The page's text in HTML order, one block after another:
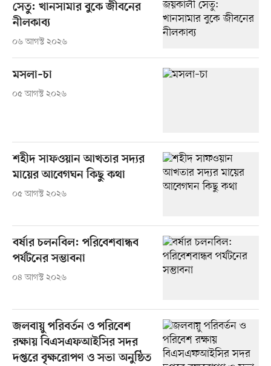
সেতু: খানসামার বুকে জীবনের
নীলকাব্য
০৬ আগস্ট ২০২৬
মসলা–চা
০৫ আগস্ট ২০২৬
শহীদ সাফওয়ান আখতার সদ্যর
মায়ের আবেগঘন কিছু কথা
০৫ আগস্ট ২০২৬
বর্ষার চলনবিল: পরিবেশবান্ধব
পর্যটনের সম্ভাবনা
০৪ আগস্ট ২০২৬
জলবায়ু পরিবর্তন ও পরিবেশ
রক্ষায় বিএসএফআইসির সদর
দপ্তরে বৃক্ষরোপণ ও সভা অনুষ্ঠিত